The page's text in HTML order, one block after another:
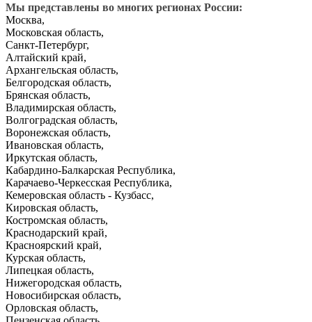
Мы представлены во многих регионах России:
Москва,
Московская область,
Санкт-Петербург,
Алтайский край,
Архангельская область,
Белгородская область,
Брянская область,
Владимирская область,
Волгоградская область,
Воронежская область,
Ивановская область,
Иркутская область,
Кабардино-Балкарская Республика,
Карачаево-Черкесская Республика,
Кемеровская область - Кузбасс,
Кировская область,
Костромская область,
Краснодарский край,
Красноярский край,
Курская область,
Липецкая область,
Нижегородская область,
Новосибирская область,
Орловская область,